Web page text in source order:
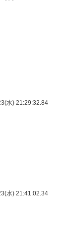
水) 21:29:32.84
水) 21:41:02.34